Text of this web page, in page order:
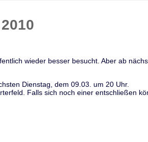
wieder besser besucht. Aber ab
Dienstag, dem 09.03. um 20 Uhr.
Falls sich noch einer entschließen